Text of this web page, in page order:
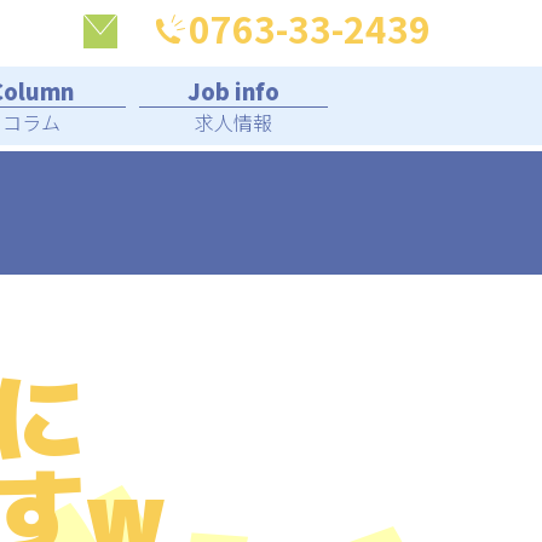
0763-33-2439
コラム 求人情報
w